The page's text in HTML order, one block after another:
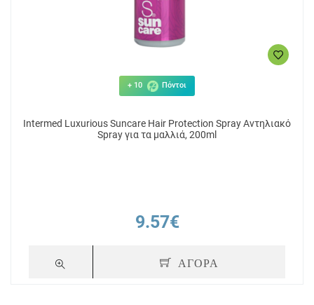
+ 10 Πόντοι
Intermed Luxurious Suncare Hair Protection Spray Αντηλιακό
Spray για τα μαλλιά, 200ml
9.57€
ΑΓΟΡΑ